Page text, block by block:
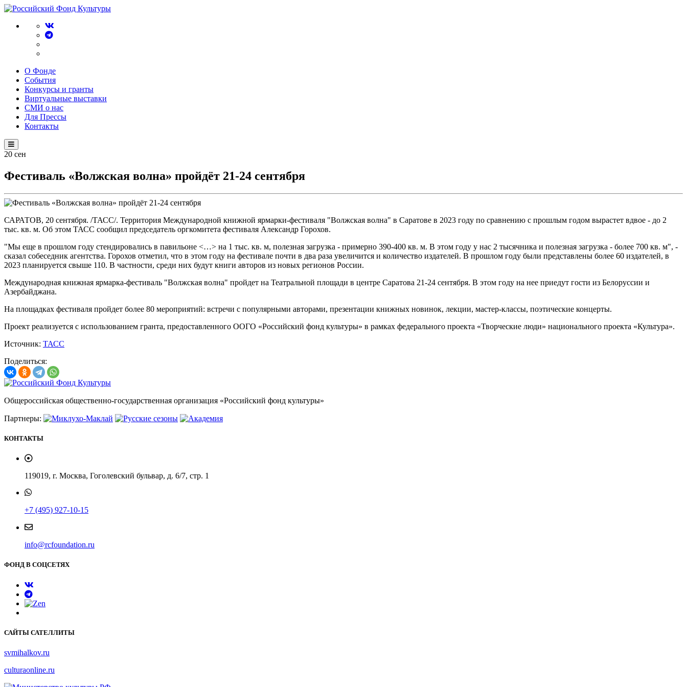
О Фонде
События
Конкурсы и гранты
Виртуальные выставки
СМИ о нас
Для Прессы
Контакты
20 сен
Фестиваль «Волжская волна» пройдёт 21-24 сентября
САРАТОВ, 20 сентября. /ТАСС/. Территория Международной книжной ярмарки-фестиваля "Волжская волна" в Саратове в 2023 году по сравнению с прошлым годом вырастет вдвое - до 2
тыс. кв. м. Об этом ТАСС сообщил председатель оргкомитета фестиваля Александр Горохов.
"Мы еще в прошлом году стендировались в павильоне <…> на 1 тыс. кв. м, полезная загрузка - примерно 390-400 кв. м. В этом году у нас 2 тысячника и полезная загрузка - более 700 кв. м", -
сказал собеседник агентства. Горохов отметил, что в этом году на фестивале почти в два раза увеличится и количество издателей. В прошлом году были представлены более 60 издателей, в
2023 планируется свыше 110. В частности, среди них будут книги авторов из новых регионов России.
Международная книжная ярмарка-фестиваль "Волжская волна" пройдет на Театральной площади в центре Саратова 21-24 сентября. В этом году на нее приедут гости из Белоруссии и
Азербайджана.
На площадках фестиваля пройдет более 80 мероприятий: встречи с популярными авторами, презентации книжных новинок, лекции, мастер-классы, поэтические концерты.
Проект реализуется с использованием гранта, предоставленного ООГО «Российский фонд культуры» в рамках федерального проекта «Творческие люди» национального проекта «Культура».
Источник: ТАСС
Поделиться:
Общероссийская общественно-государственная организация «Российский фонд культуры»
Партнеры:
КОНТАКТЫ
119019, г. Москва, Гоголевский бульвар, д. 6/7, стр. 1
+7 (495) 927-10-15
info@rcfoundation.ru
ФОНД В СОЦСЕТЯХ
САЙТЫ САТЕЛЛИТЫ
svmihalkov.ru
culturaonline.ru